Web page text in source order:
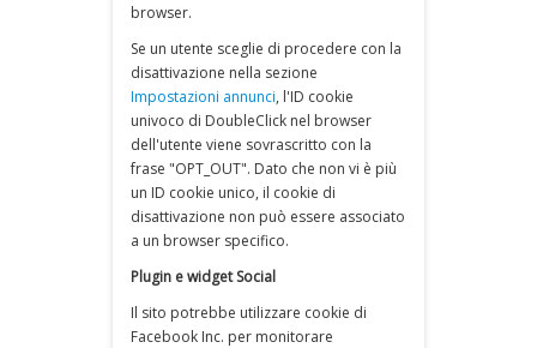
browser.
Se un utente sceglie di procedere con la
disattivazione nella sezione
Impostazioni annunci, l'ID cookie
univoco di DoubleClick nel browser
dell'utente viene sovrascritto con la
frase "OPT_OUT". Dato che non vi è più
un ID cookie unico, il cookie di
disattivazione non può essere associato
a un browser specifico.
Plugin e widget Social
Il sito potrebbe utilizzare cookie di
Facebook Inc. per monitorare